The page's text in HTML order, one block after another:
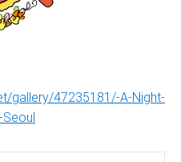
gallery/47235181/-A-Night-
Seoul